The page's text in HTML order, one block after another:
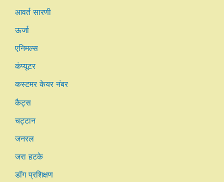
आवर्त सारणी
ऊर्जा
एनिमल्स
कंप्यूटर
कस्टमर केयर नंबर
कैट्स
चट्टान
जनरल
जरा हटके
डॉग प्रशिक्षण